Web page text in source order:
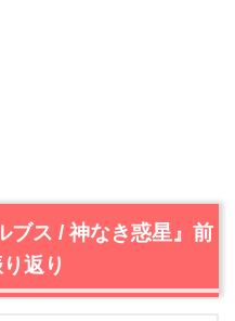
ブス / 神なき惑星』前
返り